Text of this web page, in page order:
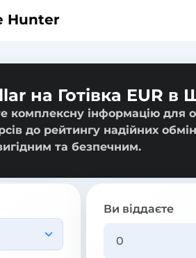
Hunter
на Готівка EUR в
комплексну інформацію для
до рейтингу надійних
та безпечним.
Ви віддаєте